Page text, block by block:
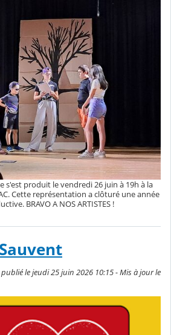
s'est produit le vendredi 26 juin à 19h à la
Cette représentation a clôturé une année
BRAVO A NOS ARTISTES !
le jeudi 25 juin 2026 10:15 - Mis à jour le